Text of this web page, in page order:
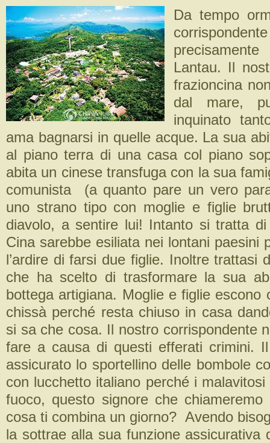
Da tempo
Lantau. Il
frazioncina
dal mare,
inquinato
ama bagnarsi in quelle acque. La sua
al piano terra di una casa col piano
abita un cinese transfuga con la sua
comunista (a quanto pare un vero
uno strano tipo con moglie e figlie
diavolo, a sentire lui! Intanto si tratta
Cina sarebbe esiliata nei lontani paesini
l’ardire di farsi due figlie. Inoltre trattasi
che ha scelto di trasformare la sua
bottega artigiana. Moglie e figlie escono
chissà perché resta chiuso in casa
si sa che cosa. Il nostro corrispondente
fare a causa di questi efferati crimini.
assicurato lo sportellino delle bombole
con lucchetto italiano perché i
fuoco, questo signore che
cosa ti combina un giorno? Avendo
la sottrae alla sua funzione assicurativa